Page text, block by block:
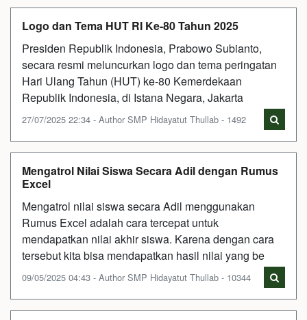
Logo dan Tema HUT RI Ke-80 Tahun 2025
Presiden Republik Indonesia, Prabowo Subianto,
secara resmi meluncurkan logo dan tema peringatan
Hari Ulang Tahun (HUT) ke-80 Kemerdekaan
Republik Indonesia, di Istana Negara, Jakarta
27/07/2025 22:34 - Author SMP Hidayatut Thullab - 1492
Mengatrol Nilai Siswa Secara Adil dengan Rumus
Excel
Mengatrol nilai siswa secara Adil menggunakan
Rumus Excel adalah cara tercepat untuk
mendapatkan nilai akhir siswa. Karena dengan cara
tersebut kita bisa mendapatkan hasil nilai yang be
09/05/2025 04:43 - Author SMP Hidayatut Thullab - 10344